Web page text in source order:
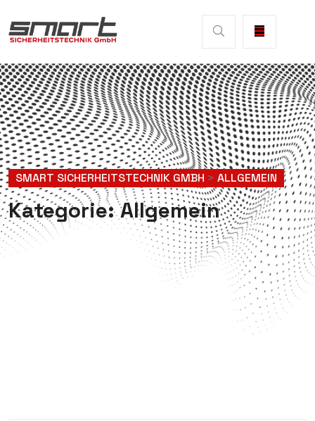
SMART SICHERHEITSTECHNIK GMBH > ALLGEMEIN
Kategorie:Allgemein